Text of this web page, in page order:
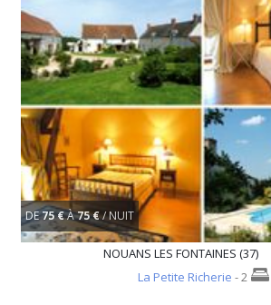
DE75 €À75 €/ NUIT
NOUANS LES FONTAINES (37)
La Petite Richerie - 2